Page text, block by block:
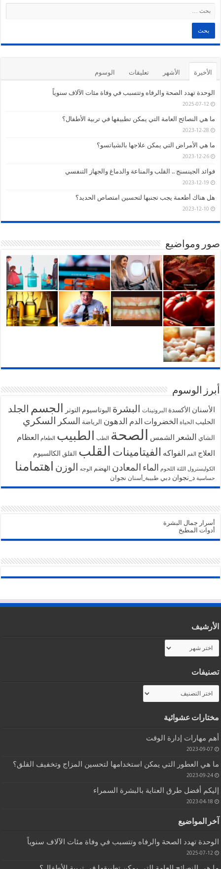
الأخيرة الأشهر تعليقات الوسوم
الوحدة تهدد الصحة والرفاه وتتسبب في وفاة مئات الآلاف سنوياً
2025-07-12
ما هي النصائح العامة التي يمكن تطبيقها في تربية الأطفال؟
2023-12-28
ما هي الأمراض التي يمكن علاجها بالشياتسو؟
2023-12-26
فوائد الجينسنج .. القلب والمناعة والدماغ والجهاز التنفسي
2023-12-19
هل هناك أطعمة يجب تجنبها لتحسين امتصاص الحديد؟
2023-12-10
صور ومواضيع
أبرز الوسوم
الأسنان الأكسدة البروتينات البشرة البوتاسيوم التوتر الجسم الجلد
الحليب الحياة الخضروات الدم الدهون الرياضة السكر السكري
الشاي الشعر الشمس الصحة الطب الطبيب الطعام
العظام
العلاج الفم الفواكه الفيتامينات القلب القلق الكالسيوم
الكوليسترول اللثة اللحوم الماء المعادن الهضم الوجه الوزن اهتمامنا
حساسية د_نجوان دبي طبيبة_أسنان نجوان
أسرار جمال البشرة
أدوات المطبخ
الأرشيف
الأرشيف
تصنيفات
تصنيفات
مختارات عشوائية
أهم مهارات إدارة الوقت
2023-09-07
ما هي العطور التي يمكن استخدامها لتحسين المزاج وتخفيف القلق؟
2023-09-24
إليكم أفضل طرق العناية بالبشرة السمراء
2023-04-18
آخر المواضيع
الوحدة تهدد الصحة والرفاه وتتسبب في وفاة مئات الآلاف سنوياً
2025-07-12